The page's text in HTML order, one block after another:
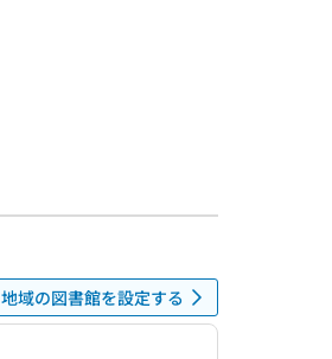
地域の図書館を設定する